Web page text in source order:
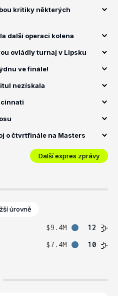
kritiky některých
další operaci kolena
ovládly turnaj v Lipsku
ve finále!
nezískala
o čtvrtfinále na Masters
Další expres zprávy
úrovně
$9.4M
12
$7.4M 10